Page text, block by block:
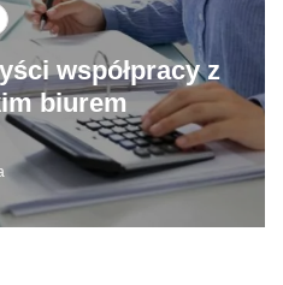
współpracy z
biurem